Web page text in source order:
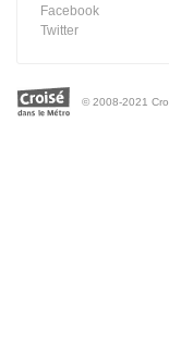
Facebook
Twitter
© 2008-2021